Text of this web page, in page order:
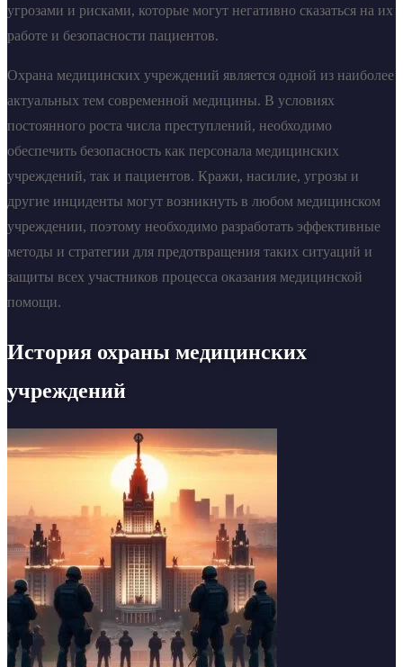
угрозами и рисками, которые могут негативно сказаться на их
работе и безопасности пациентов.
Охрана медицинских учреждений является одной из наиболее
актуальных тем современной медицины. В условиях
постоянного роста числа преступлений, необходимо
обеспечить безопасность как персонала медицинских
учреждений, так и пациентов. Кражи, насилие, угрозы и
другие инциденты могут возникнуть в любом медицинском
учреждении, поэтому необходимо разработать эффективные
методы и стратегии для предотвращения таких ситуаций и
защиты всех участников процесса оказания медицинской
помощи.
История охраны медицинских
учреждений